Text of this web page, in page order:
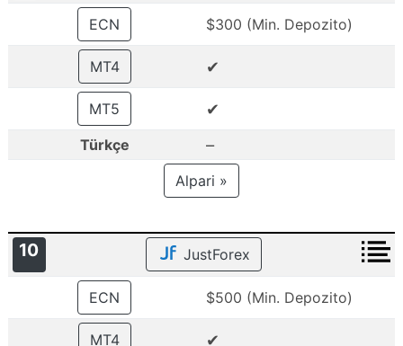
ECN $300 (Min. Depozito)
MT4 ✔
MT5 ✔
Türkçe –
Alpari »
10 JustForex
ECN $500 (Min. Depozito)
MT4 ✔